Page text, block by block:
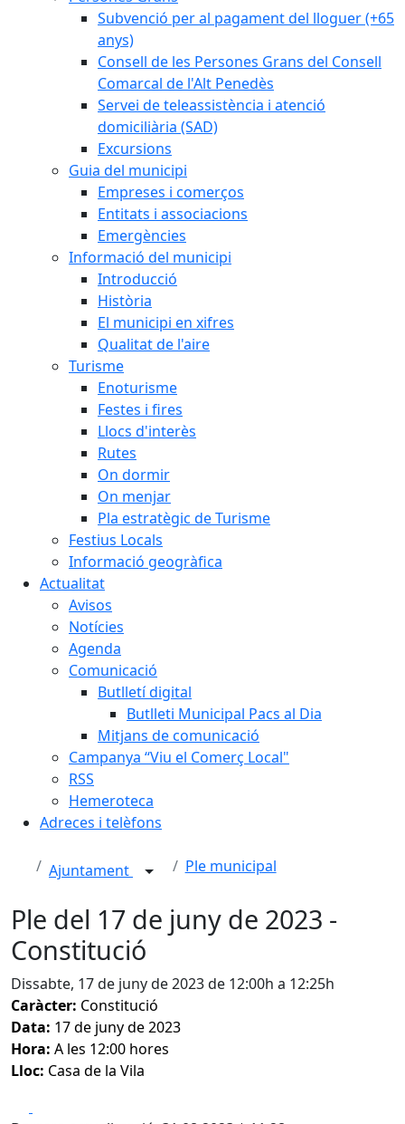
Subvenció per al pagament del lloguer (+65
anys)
Consell de les Persones Grans del Consell
Comarcal de l'Alt Penedès
Servei de teleassistència i atenció
domiciliària (SAD)
Excursions
Guia del municipi
Empreses i comerços
Entitats i associacions
Emergències
Informació del municipi
Introducció
Història
El municipi en xifres
Qualitat de l'aire
Turisme
Enoturisme
Festes i fires
Llocs d'interès
Rutes
On dormir
On menjar
Pla estratègic de Turisme
Festius Locals
Informació geogràfica
Actualitat
Avisos
Notícies
Agenda
Comunicació
Butlletí digital
Butlleti Municipal Pacs al Dia
Mitjans de comunicació
Campanya “Viu el Comerç Local"
RSS
Hemeroteca
Adreces i telèfons
Ajuntament Ple municipal
Ple del 17 de juny de 2023 -
Constitució
Dissabte, 17 de juny de 2023 de 12:00h a 12:25h
Caràcter: Constitució
Data: 17 de juny de 2023
Hora: A les 12:00 hores
Lloc: Casa de la Vila